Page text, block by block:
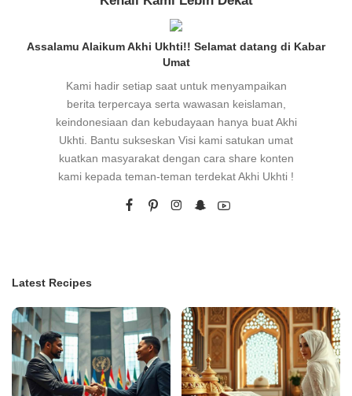
Assalamu Alaikum Akhi Ukhti!! Selamat datang di Kabar
Umat
Kami hadir setiap saat untuk menyampaikan
berita terpercaya serta wawasan keislaman,
keindonesiaan dan kebudayaan hanya buat Akhi
Ukhti. Bantu sukseskan Visi kami satukan umat
kuatkan masyarakat dengan cara share konten
kami kepada teman-teman terdekat Akhi Ukhti !
Latest Recipes